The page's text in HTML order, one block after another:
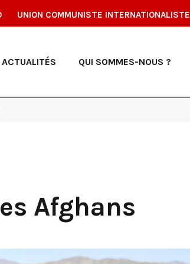
UNION COMMUNISTE INTERNATIONALISTE
ACTUALITÉS QUI SOMMES-NOUS ?
Afghans